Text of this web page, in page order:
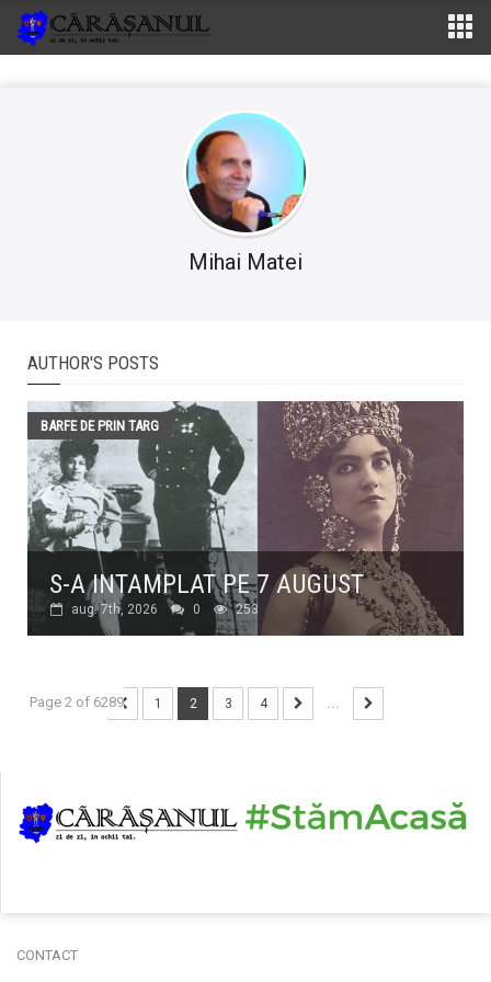
Mihai Matei
AUTHOR'S POSTS
S-A INTAMPLAT PE 7 AUGUST
BARFE DE PRIN TARG
aug. 7th, 2026 0 253
Page 2 of 6289 1 2 3 4 ...
CONTACT